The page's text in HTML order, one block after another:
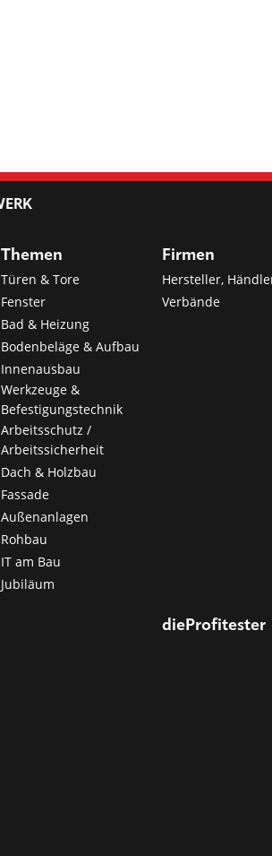
Themen
Türen & Tore
Fenster
Bad & Heizung
Bodenbeläge & Aufbau
Innenausbau
Werkzeuge &
Befestigungstechnik
Arbeitsschutz /
Arbeitssicherheit
Dach & Holzbau
Fassade
Außenanlagen
Rohbau
IT am Bau
Jubiläum
Firmen
Hersteller,
Verbände
dieProfitester